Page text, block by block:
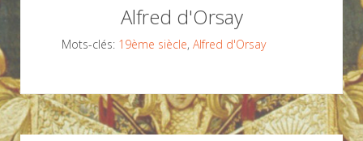
Alfred d'Orsay
Mots-clés: 19ème siècle, Alfred d'Orsay